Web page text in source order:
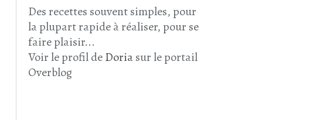
Des recettes souvent simples, pour
la plupart rapide à réaliser, pour se
faire plaisir...
Voir le profil deDoriasur le portail
Overblog